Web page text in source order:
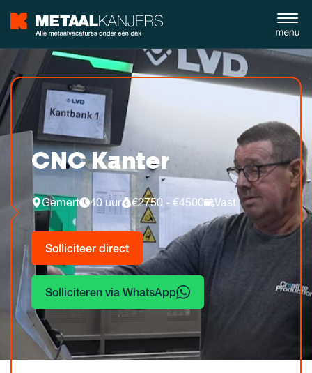
CNC Kanter
Gemert 40 uur €2750 - €4500 Vast
Solliciteer direct
Solliciteren via WhatsApp